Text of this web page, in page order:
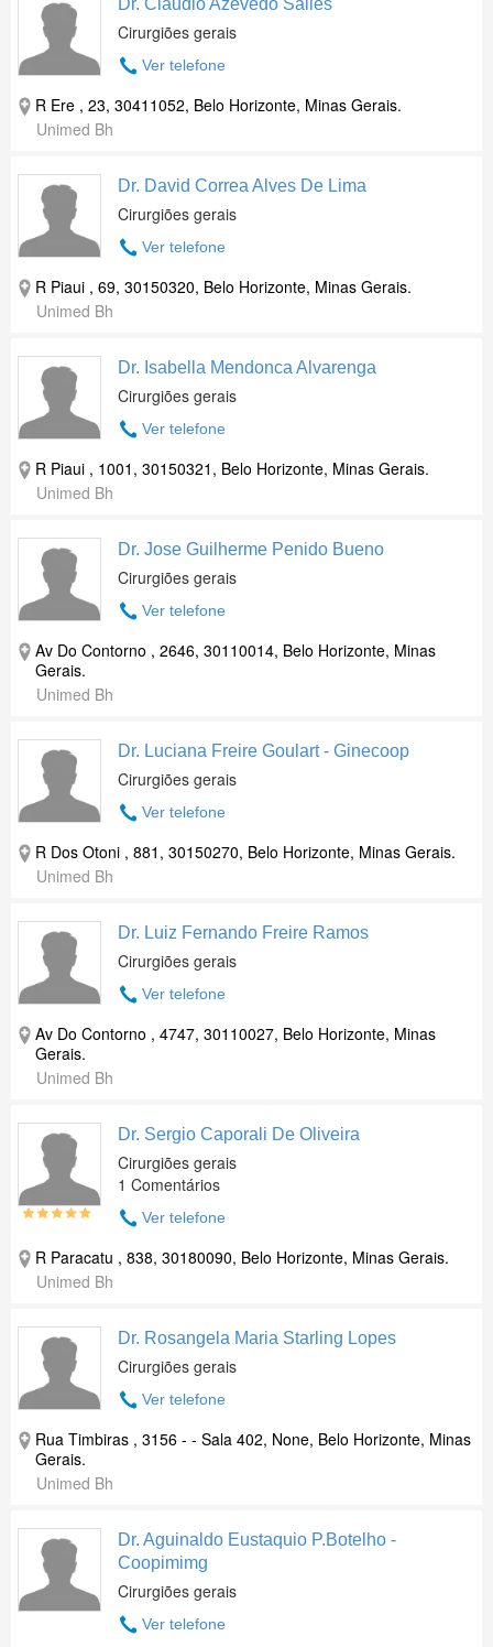
Dr. Claudio Azevedo Salles
Cirurgiões gerais
Ver telefone
R Ere , 23, 30411052, Belo Horizonte, Minas Gerais.
Unimed Bh
Dr. David Correa Alves De Lima
Cirurgiões gerais
Ver telefone
R Piaui , 69, 30150320, Belo Horizonte, Minas Gerais.
Unimed Bh
Dr. Isabella Mendonca Alvarenga
Cirurgiões gerais
Ver telefone
R Piaui , 1001, 30150321, Belo Horizonte, Minas Gerais.
Unimed Bh
Dr. Jose Guilherme Penido Bueno
Cirurgiões gerais
Ver telefone
Av Do Contorno , 2646, 30110014, Belo Horizonte, Minas
Gerais.
Unimed Bh
Dr. Luciana Freire Goulart - Ginecoop
Cirurgiões gerais
Ver telefone
R Dos Otoni , 881, 30150270, Belo Horizonte, Minas Gerais.
Unimed Bh
Dr. Luiz Fernando Freire Ramos
Cirurgiões gerais
Ver telefone
Av Do Contorno , 4747, 30110027, Belo Horizonte, Minas
Gerais.
Unimed Bh
Dr. Sergio Caporali De Oliveira
Cirurgiões gerais
1 Comentários
Ver telefone
R Paracatu , 838, 30180090, Belo Horizonte, Minas Gerais.
Unimed Bh
Dr. Rosangela Maria Starling Lopes
Cirurgiões gerais
Ver telefone
Rua Timbiras , 3156 - - Sala 402, None, Belo Horizonte, Minas
Gerais.
Unimed Bh
Dr. Aguinaldo Eustaquio P.Botelho -
Coopimimg
Cirurgiões gerais
Ver telefone